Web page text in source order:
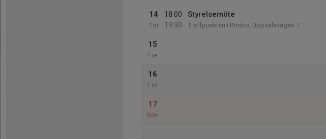
14
Tor
18:00
19:30
Styrelsemöte
Träffpunkten i Rimbo, Uppsalavägen 7
15
Fre
16
Lör
17
Sön